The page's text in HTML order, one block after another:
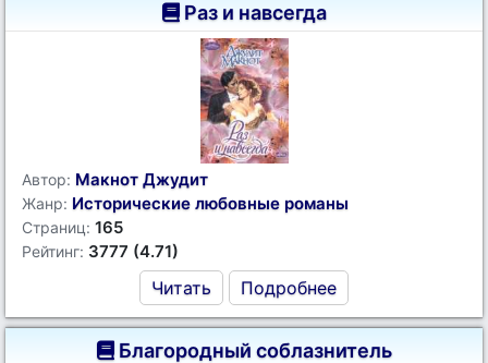
Раз и навсегда
Автор: Макнот Джудит
Жанр: Исторические любовные романы
Страниц: 165
Рейтинг: 3777 (4.71)
Читать Подробнее
Благородный соблазнитель